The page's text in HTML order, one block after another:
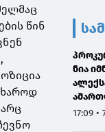
წინ
ნია
17:09